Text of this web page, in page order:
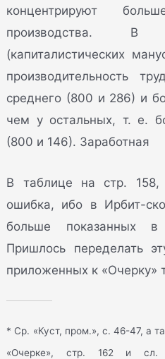
концентрируют
производства. В
(капиталистических
производительность
среднего (800 и 286) и
чем у остальных, т. е.
(800 и 146). Заработная
В таблице на стр. 158,
ошибка, ибо в Ирбит-
больше показанных
Пришлось переделать
приложенных к «Очерку»
* Ср. «Куст, пром.», с. 46-47, а
«Очерке», стр. 162 и сл.